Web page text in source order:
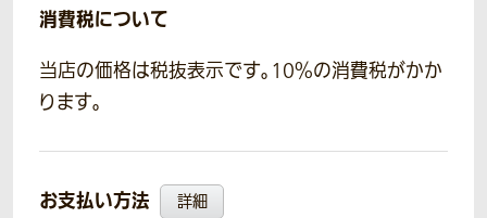
消費税について
当店の価格は税抜表示です。10％の消費税がかか
ります。
お支払い方法 詳細